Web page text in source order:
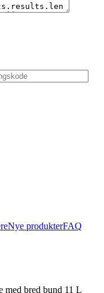
Nye produkterFAQ
med bred bund 11 L